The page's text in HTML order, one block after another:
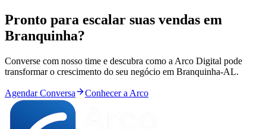
Pronto para escalar suas vendas em
Branquinha?
Converse com nosso time e descubra como a Arco Digital pode
transformar o crescimento do seu negócio em Branquinha-AL.
Agendar Conversa Conhecer a Arco